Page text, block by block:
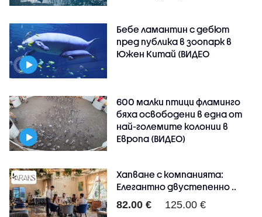
Бебе ламантин с дебют
пред публика в зоопарк в
Южен Китай (ВИДЕО
600 малки птици фламинго
бяха освободени в една от
най-големите колонии в
Европа (ВИДЕО)
Хапване с компанията:
Елегантно двустепенно ..
82.00 € 125.00 €